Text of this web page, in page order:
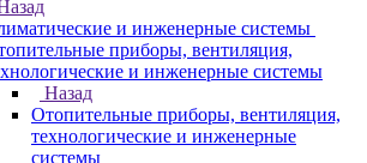
и инженерные системы
приборы, вентиляция,
и инженерные системы
Назад
Отопительные приборы, вентиляция,
технологические и инженерные
системы